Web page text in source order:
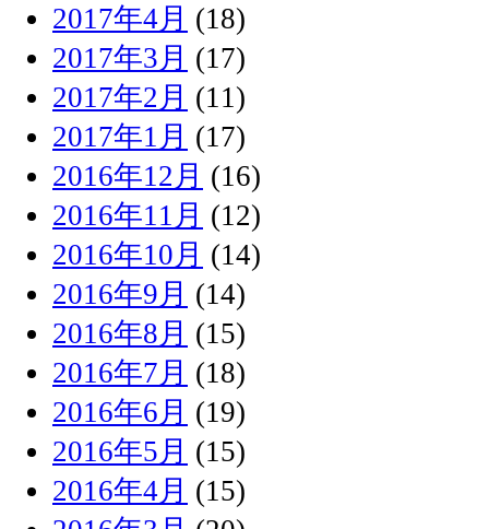
2017年4月 (18)
2017年3月 (17)
2017年2月 (11)
2017年1月 (17)
2016年12月 (16)
2016年11月 (12)
2016年10月 (14)
2016年9月 (14)
2016年8月 (15)
2016年7月 (18)
2016年6月 (19)
2016年5月 (15)
2016年4月 (15)